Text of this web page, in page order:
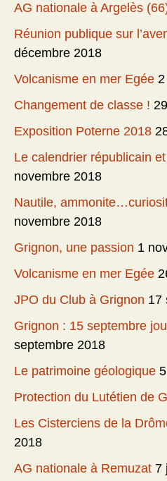
AG nationale à Argelès
Réunion publique sur
décembre 2018
Volcanisme en mer Egée
Changement de classe !
Exposition Poterne 2018
Le calendrier républicain
novembre 2018
Nautile,
novembre 2018
Grignon, une passion 1
Volcanisme en mer Egée
JPO du Club à Grignon 17
Grignon : 15 septembre
septembre 2018
Le patrimoine géologique
Protection du Lutétien de
Les Cisterciens de la
2018
AG nationale à Remuzat 7